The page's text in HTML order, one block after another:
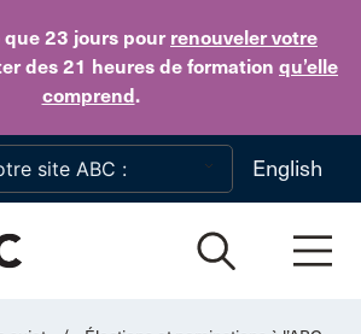
que 23 jours pour renouveler votre
des 21 heures de formation qu’elle
comprend.
Skip to main content
English